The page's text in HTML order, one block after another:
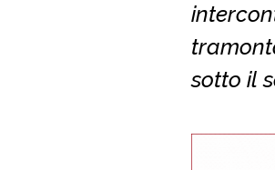
sotto il